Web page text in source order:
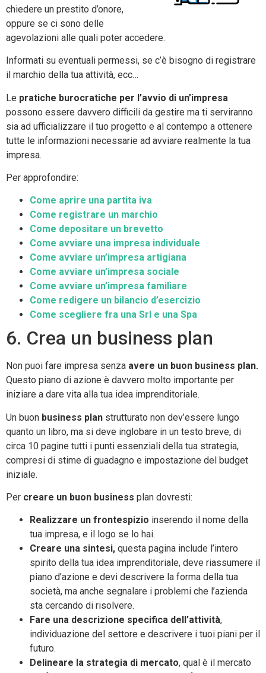
chiedere un prestito d’onore,
oppure se ci sono delle
agevolazioni alle quali poter accedere.
Informati su eventuali permessi, se c’è bisogno di registrare
il marchio della tua attività, ecc…
Le pratiche burocratiche per l’avvio di un’impresa
possono essere davvero difficili da gestire ma ti serviranno
sia ad ufficializzare il tuo progetto e al contempo a ottenere
tutte le informazioni necessarie ad avviare realmente la tua
impresa.
Per approfondire:
Come aprire una partita iva
Come registrare un marchio
Come depositare un brevetto
Come avviare una impresa individuale
Come avviare un’impresa artigiana
Come avviare un’impresa sociale
Come avviare un’impresa familiare
Come redigere un bilancio d’esercizio
Come scegliere fra una Srl e una Spa
6. Crea un business plan
Non puoi fare impresa senza avere un buon business plan.
Questo piano di azione è davvero molto importante per
iniziare a dare vita alla tua idea imprenditoriale.
Un buon business plan strutturato non dev’essere lungo
quanto un libro, ma si deve inglobare in un testo breve, di
circa 10 pagine tutti i punti essenziali della tua strategia,
compresi di stime di guadagno e impostazione del budget
iniziale.
Per creare un buon business plan dovresti:
Realizzare un frontespizio inserendo il nome della
tua impresa, e il logo se lo hai.
Creare una sintesi, questa pagina include l’intero
spirito della tua idea imprenditoriale, deve riassumere il
piano d’azione e devi descrivere la forma della tua
società, ma anche segnalare i problemi che l’azienda
sta cercando di risolvere.
Fare una descrizione specifica dell’attività,
individuazione del settore e descrivere i tuoi piani per il
futuro.
Delineare la strategia di mercato, qual è il mercato